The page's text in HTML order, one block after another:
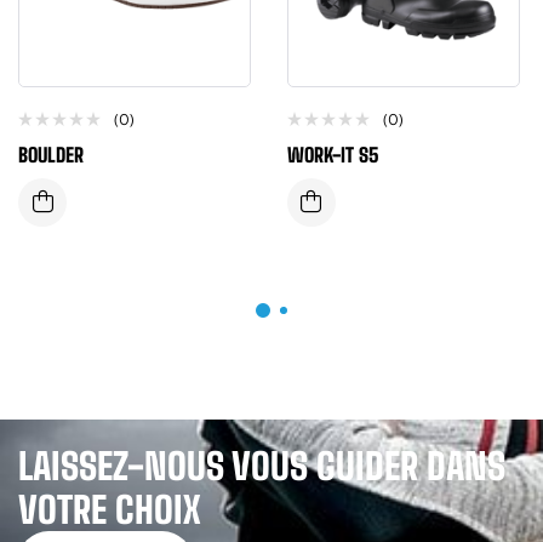
(0)
BOULDER
(0)
WORK-IT S5
LAISSEZ-NOUS VOUS GUIDER DANS
VOTRE CHOIX